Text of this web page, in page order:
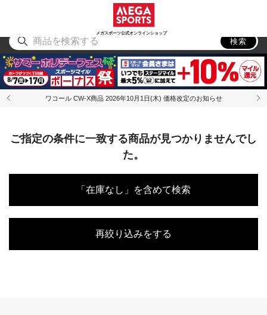
メガスポーツ公式オンラインショップ
アウトドア
検索
ワコール CW-X商品 2026年10月1日(木) 価格改定のお知らせ
ご指定の条件に一致する商品が見つかりませんでし
た。
「在庫なし」を含めて検索
再絞り込みをする